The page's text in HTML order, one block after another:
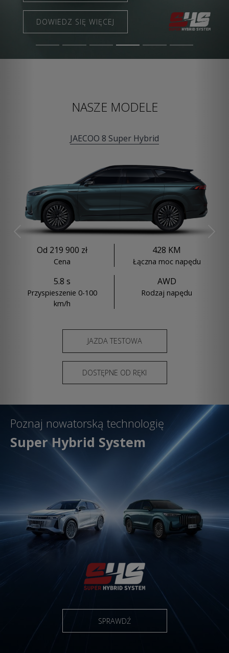
DOWIEDZ SIĘ WIĘCEJ
NASZE MODELE
JAECOO 8 Super Hybrid
Od 219 900 zł
Cena
428 KM
Łączna moc napędu
5.8 s
Przyspieszenie 0-100
km/h
AWD
Rodzaj napędu
JAZDA TESTOWA
DOSTĘPNE OD RĘKI
Previous Next
Poznaj nowatorską technologię
Super Hybrid System
SPRAWDŹ